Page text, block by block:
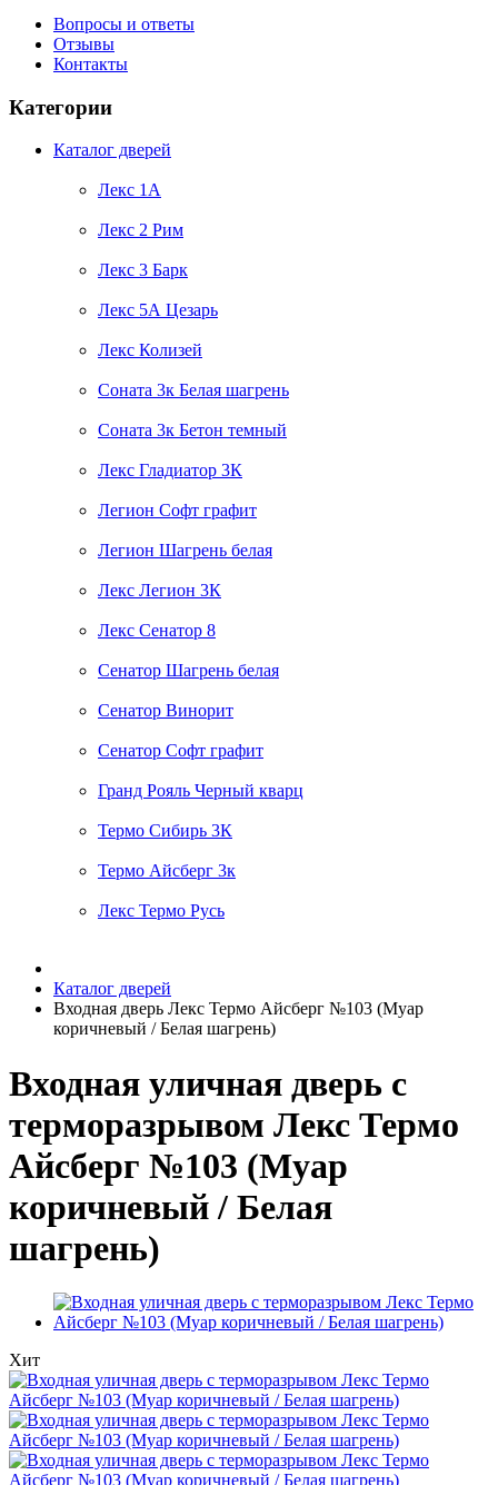
Вопросы и ответы
Отзывы
Контакты
Категории
Каталог дверей
Лекс 1А
Лекс 2 Рим
Лекс 3 Барк
Лекс 5А Цезарь
Лекс Колизей
Соната 3к Белая шагрень
Соната 3к Бетон темный
Лекс Гладиатор 3К
Легион Софт графит
Легион Шагрень белая
Лекс Легион 3К
Лекс Сенатор 8
Сенатор Шагрень белая
Сенатор Винорит
Сенатор Софт графит
Гранд Рояль Черный кварц
Термо Сибирь 3К
Термо Айсберг 3к
Лекс Термо Русь
Каталог дверей
Входная дверь Лекс Термо Айсберг №103 (Муар
коричневый / Белая шагрень)
Входная уличная дверь с
терморазрывом Лекс Термо
Айсберг №103 (Муар
коричневый / Белая
шагрень)
Хит